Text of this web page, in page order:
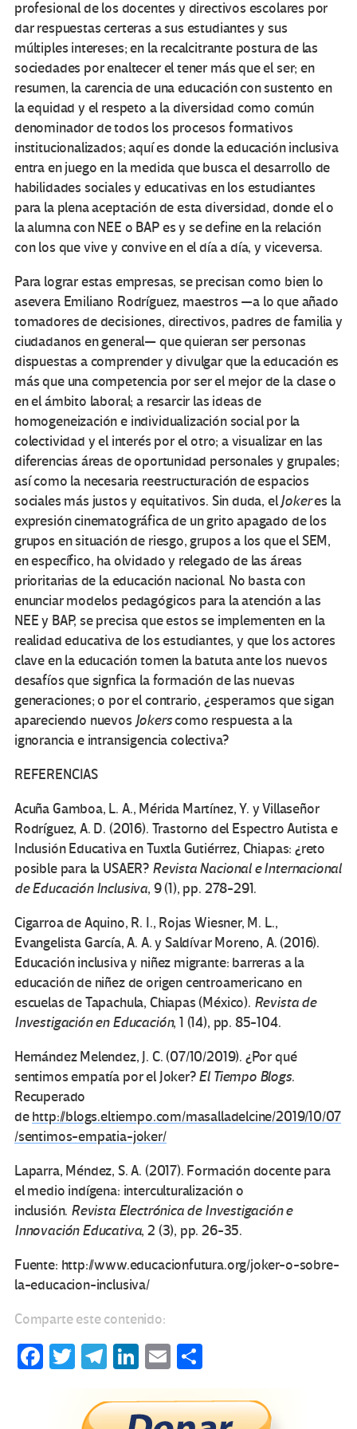
profesional de los docentes y directivos escolares por
dar respuestas certeras a sus estudiantes y sus
múltiples intereses; en la recalcitrante postura de las
sociedades por enaltecer el tener más que el ser; en
resumen, la carencia de una educación con sustento en
la equidad y el respeto a la diversidad como común
denominador de todos los procesos formativos
institucionalizados; aquí es donde la educación inclusiva
entra en juego en la medida que busca el desarrollo de
habilidades sociales y educativas en los estudiantes
para la plena aceptación de esta diversidad, donde el o
la alumna con NEE o BAP es y se define en la relación
con los que vive y convive en el día a día, y viceversa.
Para lograr estas empresas, se precisan como bien lo
asevera Emiliano Rodríguez, maestros —a lo que añado
tomadores de decisiones, directivos, padres de familia y
ciudadanos en general— que quieran ser personas
dispuestas a comprender y divulgar que la educación es
más que una competencia por ser el mejor de la clase o
en el ámbito laboral; a resarcir las ideas de
homogeneización e individualización social por la
colectividad y el interés por el otro; a visualizar en las
diferencias áreas de oportunidad personales y grupales;
así como la necesaria reestructuración de espacios
sociales más justos y equitativos. Sin duda, elJokeres la
expresión cinematográfica de un grito apagado de los
grupos en situación de riesgo, grupos a los que el SEM,
en específico, ha olvidado y relegado de las áreas
prioritarias de la educación nacional. No basta con
enunciar modelos pedagógicos para la atención a las
NEE y BAP, se precisa que estos se implementen en la
realidad educativa de los estudiantes, y que los actores
clave en la educación tomen la batuta ante los nuevos
desafíos que signfica la formación de las nuevas
generaciones; o por el contrario, ¿esperamos que sigan
apareciendo nuevos Jokerscomo respuesta a la
ignorancia e intransigencia colectiva?
REFERENCIAS
Acuña Gamboa, L. A., Mérida Martínez, Y. y Villaseñor
Rodríguez, A. D. (2016). Trastorno del Espectro Autista e
Inclusión Educativa en Tuxtla Gutiérrez, Chiapas: ¿reto
posible para la USAER? Revista Nacional e Internacional
de Educación Inclusiva, 9 (1), pp. 278-291.
Cigarroa de Aquino, R. I., Rojas Wiesner, M. L.,
Evangelista García, A. A. y Saldívar Moreno, A. (2016).
Educación inclusiva y niñez migrante: barreras a la
educación de niñez de origen centroamericano en
escuelas de Tapachula, Chiapas (México). Revista de
Investigación en Educación, 1 (14), pp. 85-104.
Hernández Melendez, J. C. (07/10/2019). ¿Por qué
sentimos empatía por el Joker?El Tiempo Blogs.
Recuperado
dehttp://blogs.eltiempo.com/masalladelcine/2019/10/07
/sentimos-empatia-joker/
Laparra, Méndez, S. A. (2017). Formación docente para
el medio indígena: interculturalización o
inclusión. Revista Electrónica de Investigación e
Innovación Educativa, 2 (3), pp. 26-35.
Fuente: http://www.educacionfutura.org/joker-o-sobre-
la-educacion-inclusiva/
Comparte este contenido:
Fa T
tt
Te
gr
Li
ke
E
ail m